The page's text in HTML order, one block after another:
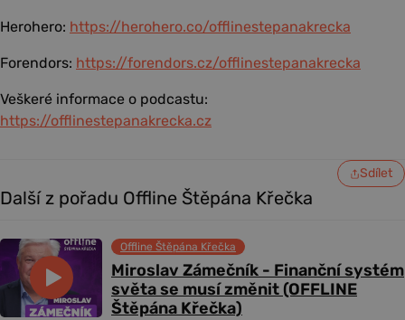
Herohero: https://herohero.co/offlinestepanakrecka
Forendors: https://forendors.cz/offlinestepanakrecka
Veškeré informace o podcastu:
https://offlinestepanakrecka.cz
Sdílet
Další z pořadu Offline Štěpána Křečka
Miroslav Zámečník - Finanční systém
světa se musí změnit (OFFLINE
Štěpána Křečka)
Offline Štěpána Křečka